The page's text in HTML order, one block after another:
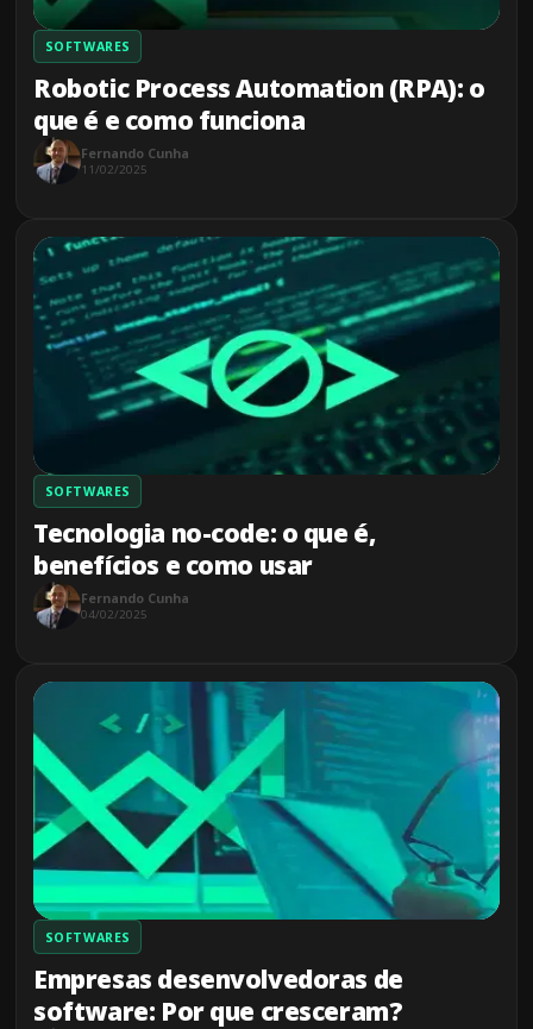
SOFTWARES
Robotic Process Automation (RPA): o
que é e como funciona
Fernando Cunha
11/02/2025
SOFTWARES
Tecnologia no-code: o que é,
benefícios e como usar
Fernando Cunha
04/02/2025
SOFTWARES
Empresas desenvolvedoras de
software: Por que cresceram?